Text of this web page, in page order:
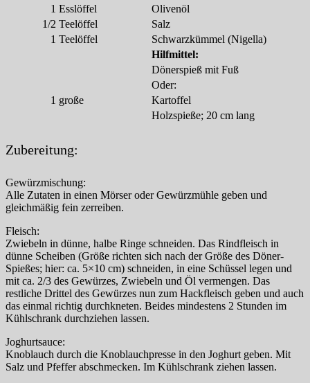
1 Esslöffel
Olivenöl
1/2 Teelöffel
Salz
1 Teelöffel
Schwarzkümmel (Nigella)
Hilfmittel:
Dönerspieß mit Fuß
Oder:
1 große
Kartoffel
Holzspieße; 20 cm lang
Zubereitung:
Gewürzmischung:
Alle Zutaten in einen Mörser oder Gewürzmühle geben und
gleichmäßig fein zerreiben.
Fleisch:
Zwiebeln in dünne, halbe Ringe schneiden. Das Rindfleisch in
dünne Scheiben (Größe richten sich nach der Größe des Döner-
Spießes; hier: ca. 5×10 cm) schneiden, in eine Schüssel legen und
mit ca. 2/3 des Gewürzes, Zwiebeln und Öl vermengen. Das
restliche Drittel des Gewürzes nun zum Hackfleisch geben und auch
das einmal richtig durchkneten. Beides mindestens 2 Stunden im
Kühlschrank durchziehen lassen.
Joghurtsauce:
Knoblauch durch die Knoblauchpresse in den Joghurt geben. Mit
Salz und Pfeffer abschmecken. Im Kühlschrank ziehen lassen.